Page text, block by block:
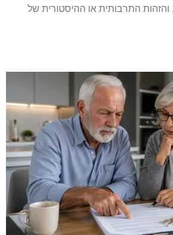
והזהות התרבותית או ההיסטורית של